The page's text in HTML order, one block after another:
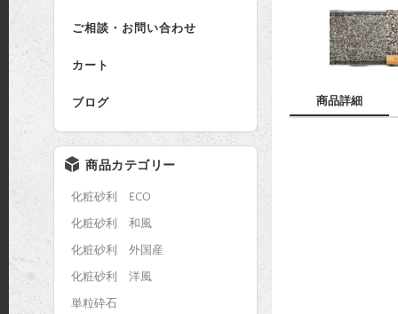
ご相談・お問い合わせ
カート
ブログ 商品詳細
商品カテゴリー
化粧砂利 ECO
化粧砂利 和風
化粧砂利 外国産
化粧砂利 洋風
単粒砕石